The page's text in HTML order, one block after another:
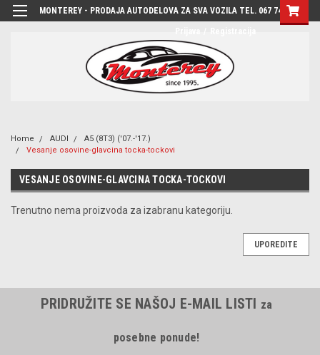
MONTEREY - PRODAJA AUTODELOVA ZA SVA VOZILA TEL. 067 7444-780
Home AUDI
A5 (8T3) ('07.-'17.)
Vesanje osovine-glavcina tocka-tockovi
VESANJE OSOVINE-GLAVCINA TOCKA-TOCKOVI
Trenutno nema proizvoda za izabranu kategoriju.
UPOREDITE
PRIDRUŽITE SE NAŠOJ E-MAIL LISTI za
posebne ponude!